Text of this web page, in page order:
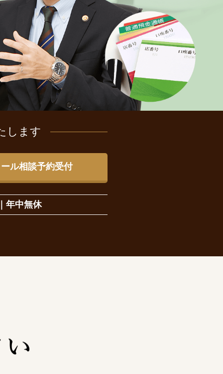
します
ル相談予約受付
年中無休